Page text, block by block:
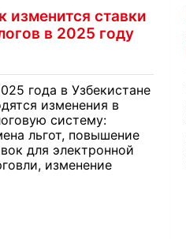
изменится ставки
в 2025 году
года в Узбекистане
изменения в
систему:
льгот, повышение
для электронной
изменение